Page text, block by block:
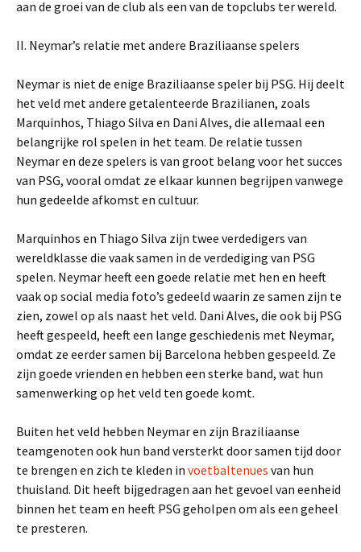
aan de groei van de club als een van de topclubs ter wereld.
II. Neymar’s relatie met andere Braziliaanse spelers
Neymar is niet de enige Braziliaanse speler bij PSG. Hij deelt
het veld met andere getalenteerde Brazilianen, zoals
Marquinhos, Thiago Silva en Dani Alves, die allemaal een
belangrijke rol spelen in het team. De relatie tussen
Neymar en deze spelers is van groot belang voor het succes
van PSG, vooral omdat ze elkaar kunnen begrijpen vanwege
hun gedeelde afkomst en cultuur.
Marquinhos en Thiago Silva zijn twee verdedigers van
wereldklasse die vaak samen in de verdediging van PSG
spelen. Neymar heeft een goede relatie met hen en heeft
vaak op social media foto’s gedeeld waarin ze samen zijn te
zien, zowel op als naast het veld. Dani Alves, die ook bij PSG
heeft gespeeld, heeft een lange geschiedenis met Neymar,
omdat ze eerder samen bij Barcelona hebben gespeeld. Ze
zijn goede vrienden en hebben een sterke band, wat hun
samenwerking op het veld ten goede komt.
Buiten het veld hebben Neymar en zijn Braziliaanse
teamgenoten ook hun band versterkt door samen tijd door
te brengen en zich te kleden in voetbaltenues van hun
thuisland. Dit heeft bijgedragen aan het gevoel van eenheid
binnen het team en heeft PSG geholpen om als een geheel
te presteren.